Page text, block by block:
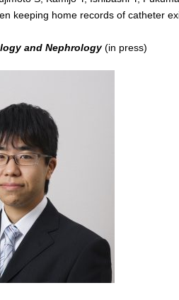
keeping home records of catheter
and Nephrology(in press)